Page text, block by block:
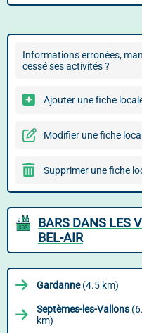
Informations erronées,
cessé ses activités ?
Ajouter une fiche
Modifier une fiche
Supprimer une fiche
BARS DANS LES
BEL-AIR
Gardanne(4.5 km)
Septèmes-les-Vallons
km)